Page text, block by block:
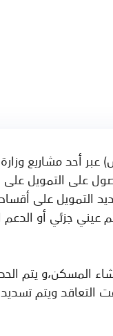
أحد مشاريع
على التمويل
التمويل على
عيني جزئي أو
المسكن،و يتم
ويتم